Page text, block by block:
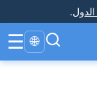
.
🌐
☰